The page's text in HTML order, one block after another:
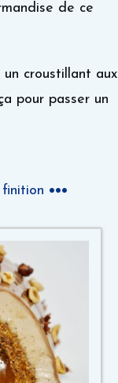
de ce
croustillant aux
pour passer un
•••